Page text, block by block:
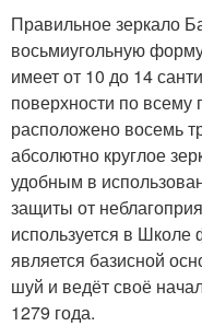
Правильное зеркало
восьмиугольную
имеет от 10 до 14
поверхности по всему
расположено восемь
абсолютно круглое
удобным в
защиты от
используется в
является базисной
шуй и ведёт своё
1279 года.